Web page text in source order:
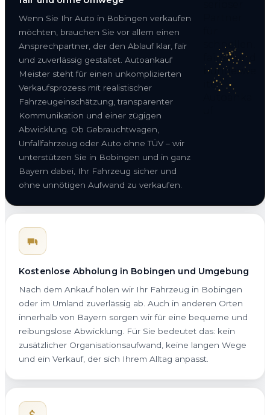
Wenn Sie Ihr Auto in Bobingen verkaufen
möchten, brauchen Sie vor allem einen
Ansprechpartner, der den Ablauf klar, fair
und zuverlässig gestaltet. Autoankauf
Meister steht für einen unkomplizierten
Verkaufsprozess mit realistischer
Fahrzeugeinschätzung, transparenter
Kommunikation und einer zügigen
Abwicklung. Ob Gebrauchtwagen,
Unfallfahrzeug oder Auto ohne TÜV – wir
unterstützen Sie in Bobingen und in ganz
Bayern dabei, Ihr Fahrzeug sicher und
ohne unnötigen Aufwand zu verkaufen.
Kostenlose Abholung in Bobingen und Umgebung
Nach dem Ankauf holen wir Ihr Fahrzeug in Bobingen
oder im Umland zuverlässig ab. Auch in anderen Orten
innerhalb von Bayern sorgen wir für eine bequeme und
reibungslose Abwicklung. Für Sie bedeutet das: kein
zusätzlicher Organisationsaufwand, keine langen Wege
und ein Verkauf, der sich Ihrem Alltag anpasst.